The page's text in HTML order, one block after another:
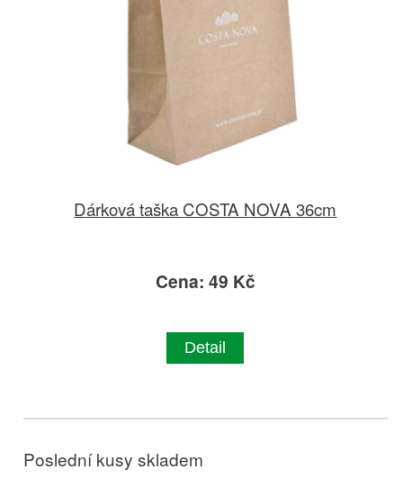
Dárková taška COSTA NOVA 36cm
Cena: 49 Kč
Detail
Poslední kusy skladem